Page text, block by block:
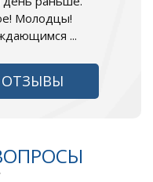
Молодцы!
...
ОТЗЫВЫ